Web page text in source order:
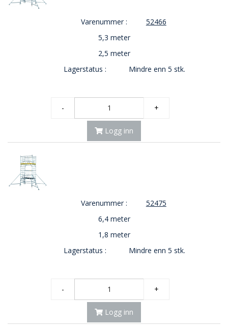
Varenummer :
52466
5,3 meter
2,5 meter
Lagerstatus :
Mindre enn 5 stk.
- +
Logg inn
Varenummer :
52475
6,4 meter
1,8 meter
Lagerstatus :
Mindre enn 5 stk.
- +
Logg inn